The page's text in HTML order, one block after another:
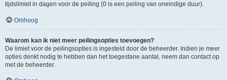
tijdslimiet in dagen voor de peiling (0 is een peiling van oneindige duur).
Omhoog
Waarom kan ik niet meer peilingsopties toevoegen?
De limiet voor de peilingsopties is ingesteld door de beheerder. Indien je meer
opties denkt nodig te hebben dan het toegestane aantal, neem dan contact op
met de beheerder.